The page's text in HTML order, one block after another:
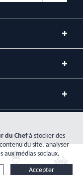
droits réservés.
au registre du commerce RCS
du Chefà stocker des
du site, analyser
médias sociaux.
Accepter